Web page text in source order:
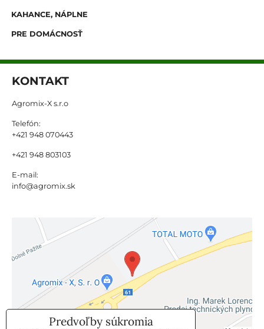
KAHANCE, NÁPLNE
PRE DOMÁCNOSŤ
KONTAKT
Agromix-X s.r.o
Telefón:
+421 948 070443
+421 948 803103
E-mail:
info@agromix.sk
Predvoľby súkromia